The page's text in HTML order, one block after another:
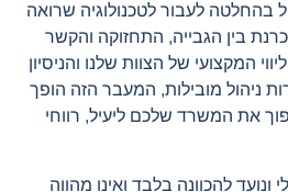
בהחלטה לעבור לטכנולוגיה שרואה
בין הגבייה, התחזוקה והקשר
המקצועי של הצוות שלנו והניסיון
עם מעל 130 חברות ניהול מובילות, המעבר הזה הופך
את המשרד שלכם ליעיל, רווחי
להכוונה בלבד ואינו מהווה